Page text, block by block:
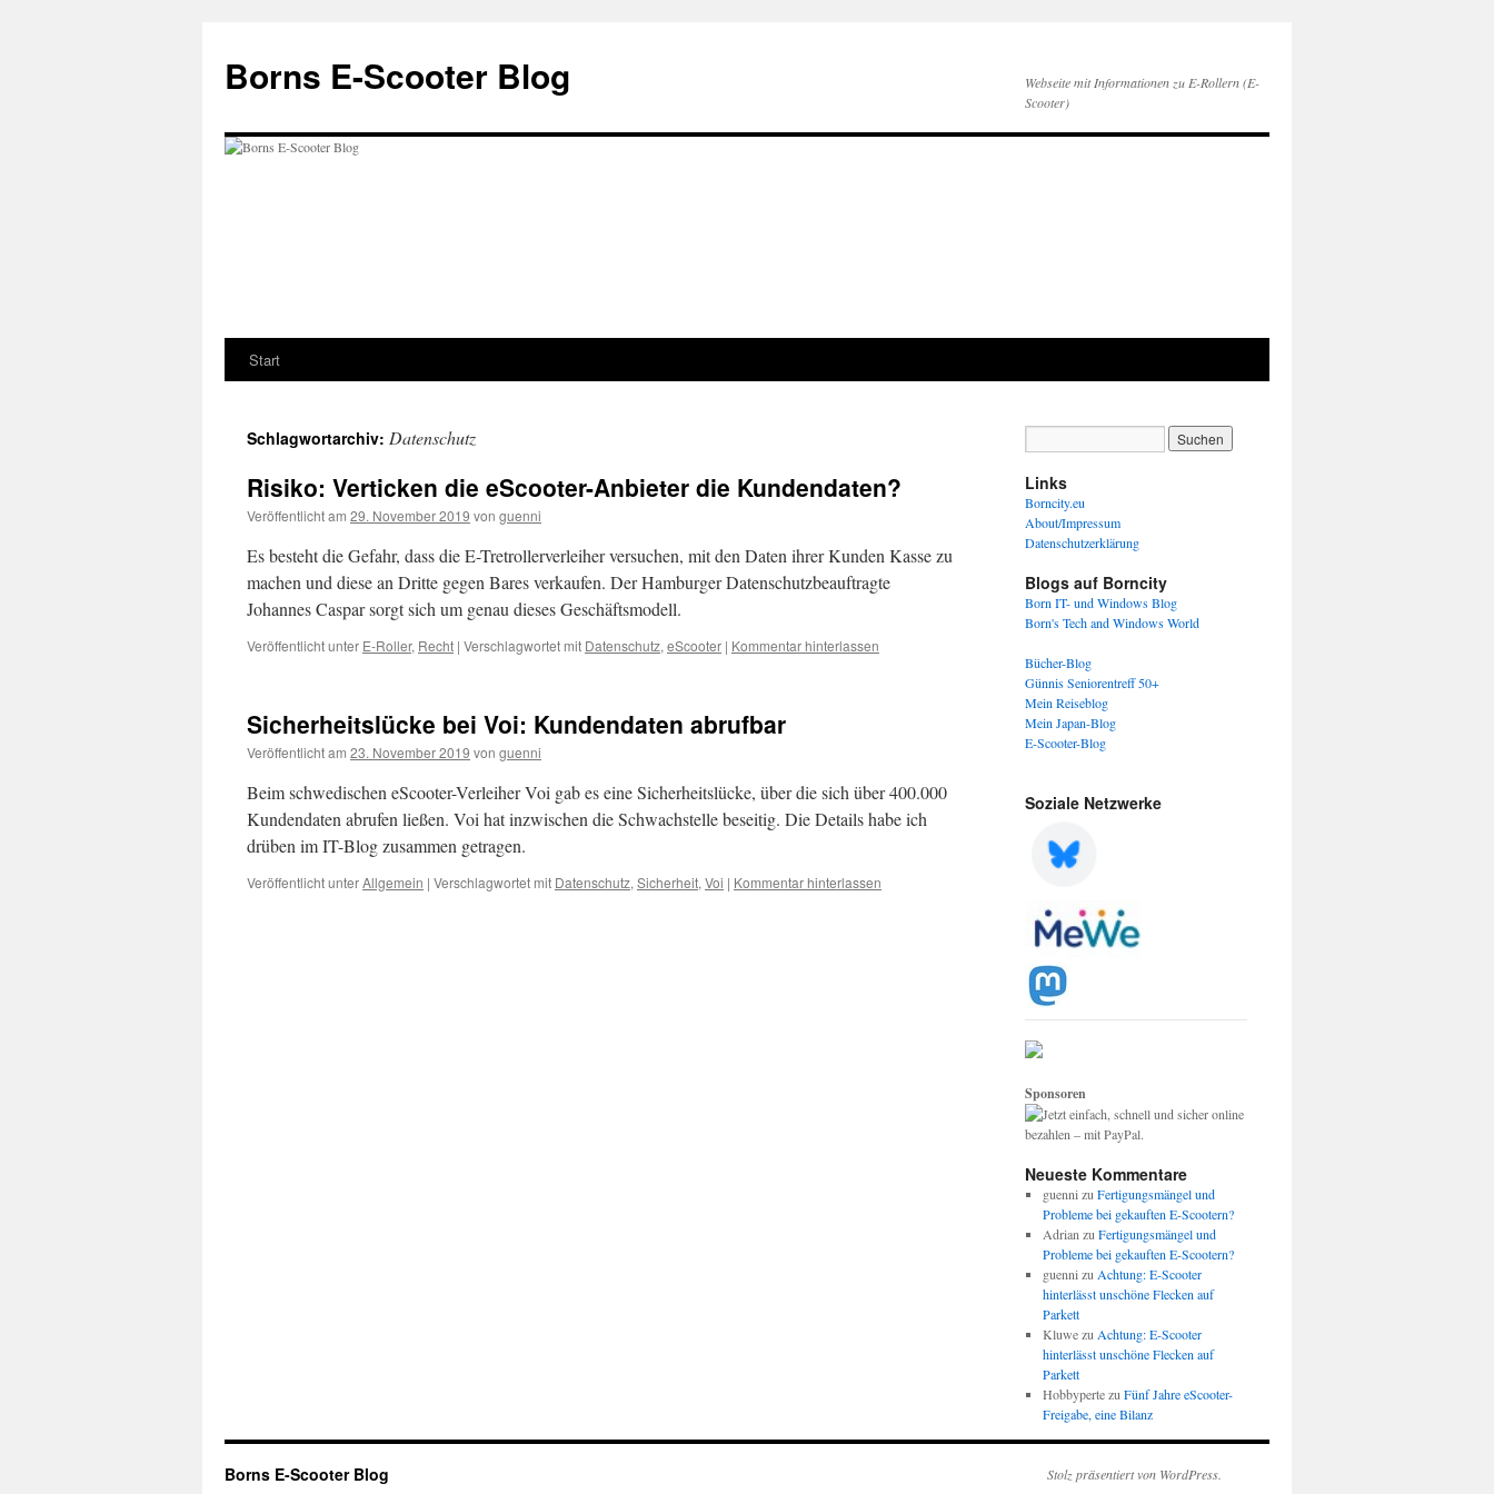
springen
Borns E-Scooter Blog
Webseite mit Informationen zu E-Rollern (E-
Scooter)
Start
Schlagwortarchiv: Datenschutz
Risiko: Verticken die eScooter-Anbieter die Kundendaten?
Veröffentlicht am 29. November 2019 von guenni
Es besteht die Gefahr, dass die E-Tretrollerverleiher versuchen, mit den Daten ihrer Kunden Kasse zu
machen und diese an Dritte gegen Bares verkaufen. Der Hamburger Datenschutzbeauftragte
Johannes Caspar sorgt sich um genau dieses Geschäftsmodell.
Veröffentlicht unter E-Roller, Recht | Verschlagwortet mit Datenschutz, eScooter | Kommentar hinterlassen
Sicherheitslücke bei Voi: Kundendaten abrufbar
Veröffentlicht am 23. November 2019 von guenni
Beim schwedischen eScooter-Verleiher Voi gab es eine Sicherheitslücke, über die sich über 400.000
Kundendaten abrufen ließen. Voi hat inzwischen die Schwachstelle beseitig. Die Details habe ich
drüben im IT-Blog zusammen getragen.
Veröffentlicht unterAllgemein | Verschlagwortet mit Datenschutz, Sicherheit, Voi | Kommentar hinterlassen
Links
Borncity.eu
About/Impressum
Datenschutzerklärung
Blogs auf Borncity
Born IT- und Windows Blog
Born's Tech and Windows World
Bücher-Blog
Günnis Seniorentreff 50+
Mein Reiseblog
Mein Japan-Blog
E-Scooter-Blog
Soziale Netzwerke
Sponsoren
Neueste Kommentare
guenni zu Fertigungsmängel und
Probleme bei gekauften E-Scootern?
Adrian zu Fertigungsmängel und
Probleme bei gekauften E-Scootern?
guenni zu Achtung: E-Scooter
hinterlässt unschöne Flecken auf
Parkett
Kluwezu Achtung: E-Scooter
hinterlässt unschöne Flecken auf
Parkett
Hobbypertezu Fünf Jahre eScooter-
Freigabe, eine Bilanz
Borns E-Scooter Blog Stolz präsentiert von WordPress.